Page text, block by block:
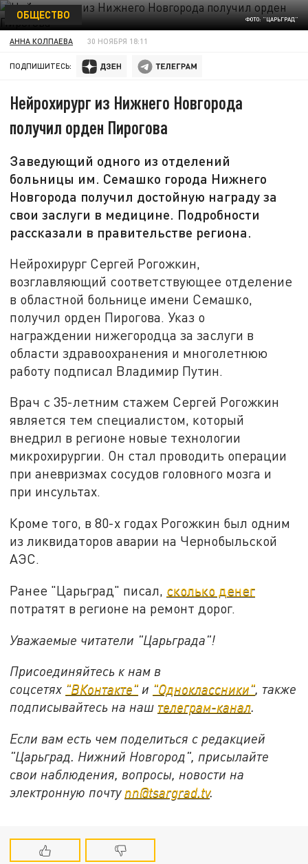
ФОТО: "ЦАРЬГРАД"
ОБЩЕСТВО
АННА КОЛПАЕВА 30 НОЯБРЯ 18:11
ПОДПИШИТЕСЬ:
Нейрохирург из Нижнего Новгорода
получил орден Пирогова
Заведующий одного из отделений
больницы им. Семашко города Нижнего
Новгорода получил достойную награду за
свои заслуги в медицине. Подробности
рассказали в правительстве региона.
Нейрохирург Сергей Рогожкин,
возглавляющий соответствующее отделение
в областной больнице имени Семашко,
получил орден Пирогова. Указ о
награждении нижегородца за заслуги в
области здравоохранения и многолетнюю
работу подписал Владимир Путин.
Врач с 35-летним стажем Сергей Рогожкин
является тем специалистом, который
внедрил в регионе новые технологии
микрохирургии. Он стал проводить операции
при аневризмах сосудов головного мозга и
при инсультах.
Кроме того, в 80-х годах Рогожкин был одним
из ликвидаторов аварии на Чернобыльской
АЭС.
Ранее "Царьград" писал, сколько денег
потратят в регионе на ремонт дорог.
Уважаемые читатели "Царьграда"!
Присоединяйтесь к нам в
соцсетях "ВКонтакте" и "Одноклассники", также
подписывайтесь на наш телеграм-канал.
Если вам есть чем поделиться с редакцией
"Царьград. Нижний Новгород", присылайте
свои наблюдения, вопросы, новости на
электронную почту nn@tsargrad.tv.